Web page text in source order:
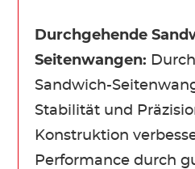
Durchgehende
Seitenwangen:
Sandwich-
Stabilität und
Konstruktion
Performance durch